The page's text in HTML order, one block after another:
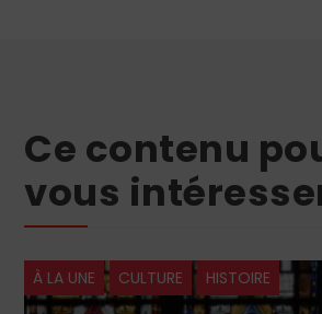
Ce contenu
vous
À LA UNE CULTURE HISTOIRE